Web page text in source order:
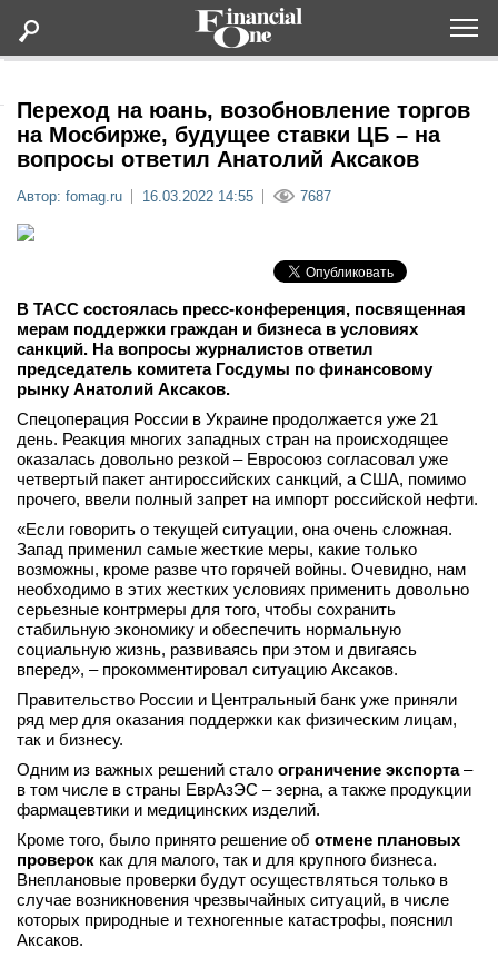
Статьи
Мероприятия
Новости
Интервью
телеграм
Стать автором
Вход
Переход на юань, возобновление торгов
на Мосбирже, будущее ставки ЦБ – на
вопросы ответил Анатолий Аксаков
Автор: fomag.ru 16.03.2022 14:55 7687
В ТАСС состоялась пресс-конференция, посвященная
мерам поддержки граждан и бизнеса в условиях
санкций. На вопросы журналистов ответил
председатель комитета Госдумы по финансовому
рынку Анатолий Аксаков.
Спецоперация России в Украине продолжается уже 21
день. Реакция многих западных стран на происходящее
оказалась довольно резкой – Евросоюз согласовал уже
четвертый пакет антироссийских санкций, а США, помимо
прочего, ввели полный запрет на импорт российской нефти.
«Если говорить о текущей ситуации, она очень сложная.
Запад применил самые жесткие меры, какие только
возможны, кроме разве что горячей войны. Очевидно, нам
необходимо в этих жестких условиях применить довольно
серьезные контрмеры для того, чтобы сохранить
стабильную экономику и обеспечить нормальную
социальную жизнь, развиваясь при этом и двигаясь
вперед», – прокомментировал ситуацию Аксаков.
Правительство России и Центральный банк уже приняли
ряд мер для оказания поддержки как физическим лицам,
так и бизнесу.
Одним из важных решений стало ограничение экспорта–
в том числе в страны ЕврАзЭС – зерна, а также продукции
фармацевтики и медицинских изделий.
Кроме того, было принято решение об отмене плановых
проверок как для малого, так и для крупного бизнеса.
Внеплановые проверки будут осуществляться только в
случае возникновения чрезвычайных ситуаций, в числе
которых природные и техногенные катастрофы, пояснил
Аксаков.